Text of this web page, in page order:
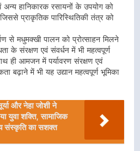
हानिकारक रसायनों के उपयोग को
प्राकृतिक पारिस्थितिकी तंत्र को
से मधुमक्खी पालन को प्रोत्साहन मिलने
के संरक्षण एवं संवर्धन में भी महत्वपूर्ण
ही आमजन में पर्यावरण संरक्षण एवं
बढ़ाने में भी यह उद्यान महत्वपूर्ण भूमिका
और नेहा जोशी ने
युवा शक्ति, सामाजिक
संस्कृति का सशक्त